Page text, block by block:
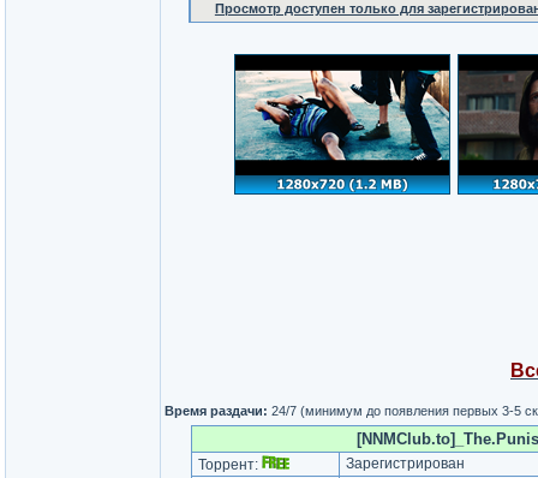
Просмотр доступен только для
Время раздачи: 24/7 (минимум до появления первых 3-5
Торрент:
Зарегистрирован